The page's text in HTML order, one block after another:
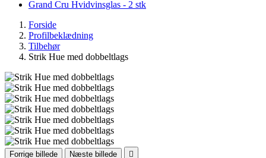
Grand Cru Hvidvinsglas - 2 stk
Forside
Profilbeklædning
Tilbehør
Strik Hue med dobbeltlags
Forrige billede Næste billede 